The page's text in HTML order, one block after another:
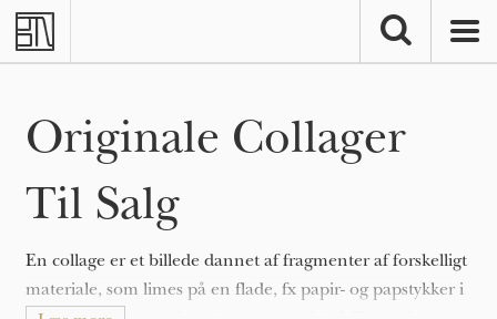
Skip to main content
Originale Collager
Til Salg
En collage er et billede dannet af fragmenter af forskelligt
materiale, som limes på en flade, fx papir- og papstykker i